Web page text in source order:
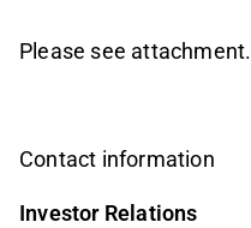
Please see attachment.
Contact information
Investor Relations